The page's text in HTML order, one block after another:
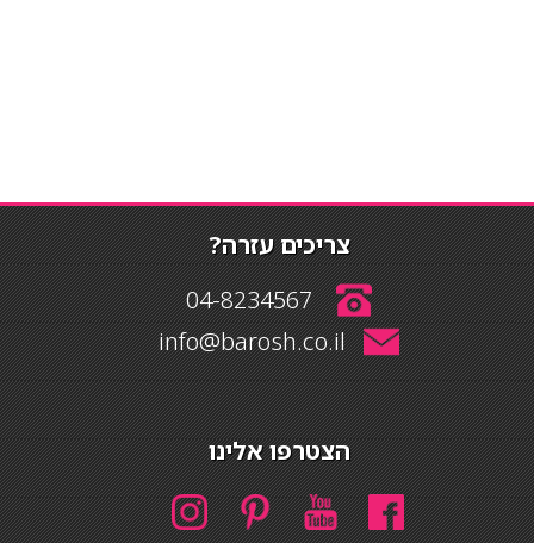
צריכים עזרה?
04-8234567
info@barosh.co.il
הצטרפו אלינו